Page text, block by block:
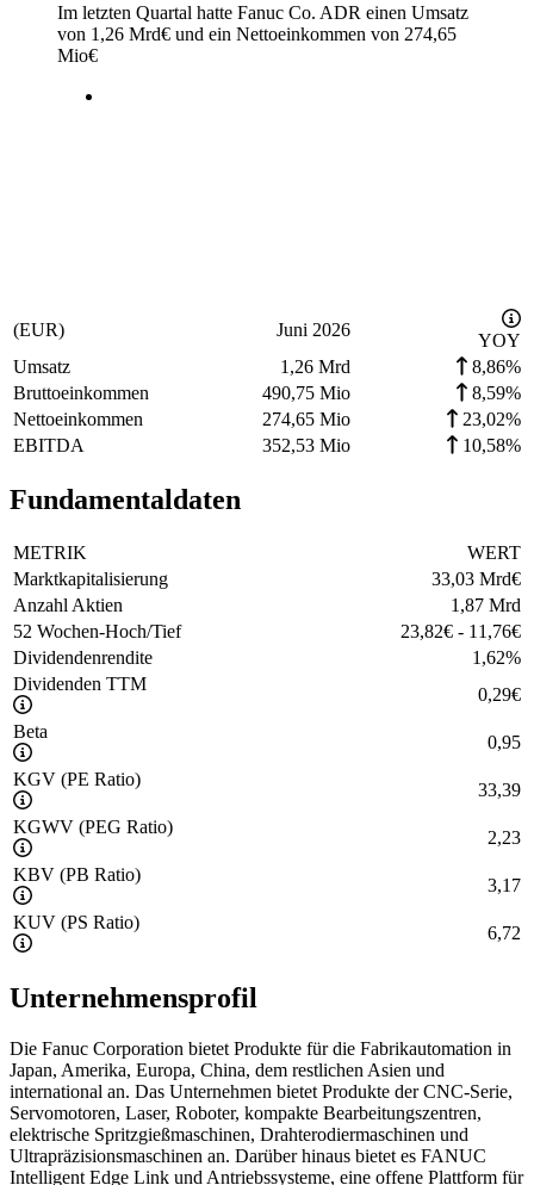
Im letzten Quartal hatte Fanuc Co. ADR einen Umsatz
von 1,26 Mrd€ und ein Nettoeinkommen von 274,65
Mio€
(EUR) Juni 2026
YOY
Umsatz
1,26 Mrd
8,86%
Bruttoeinkommen
490,75 Mio
8,59%
Nettoeinkommen
274,65 Mio
23,02%
EBITDA
352,53 Mio 10,58%
Fundamentaldaten
METRIK
WERT
Marktkapitalisierung
33,03 Mrd€
Anzahl Aktien
1,87 Mrd
52 Wochen-Hoch/Tief
23,82€ - 11,76€
Dividendenrendite
1,62%
Dividenden TTM
0,29€
Beta
0,95
KGV (PE Ratio)
33,39
KGWV (PEG Ratio)
2,23
KBV (PB Ratio)
3,17
KUV (PS Ratio)
6,72
Unternehmensprofil
Die Fanuc Corporation bietet Produkte für die Fabrikautomation in
Japan, Amerika, Europa, China, dem restlichen Asien und
international an. Das Unternehmen bietet Produkte der CNC-Serie,
Servomotoren, Laser, Roboter, kompakte Bearbeitungszentren,
elektrische Spritzgießmaschinen, Drahterodiermaschinen und
Ultrapräzisionsmaschinen an. Darüber hinaus bietet es FANUC
Intelligent Edge Link und Antriebssysteme, eine offene Plattform für